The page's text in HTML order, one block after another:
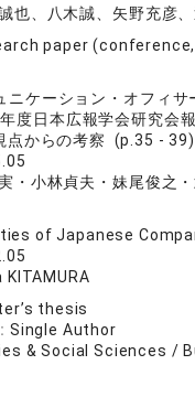
也、八木誠、矢野充彦
paper
ニケーション・オフィ
度日本広報学会研究会
点からの考察 (p.35 - 39)
・小林貞夫・妹尾俊之
of Japanese
thesis
Single Author
& Social Sciences /